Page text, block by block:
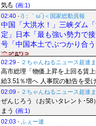
気💪 (画:1)
02:40 - /)；｀ω´)＜国家総動員報
中国「大洪水！」三峡ダム
定」日本「最も強い勢力で
号「中国本土でぶつかり合
02:29 - ２ちゃんねるニュース超速
高市総理「物価上昇を上回る賃
給3.51％増へ 人事院の勧告を受け
02:09 - ２ちゃんねるニュース超速
ぜんじろう（お笑いタレント･
まう (画:1)
02:03 - ふぇー速